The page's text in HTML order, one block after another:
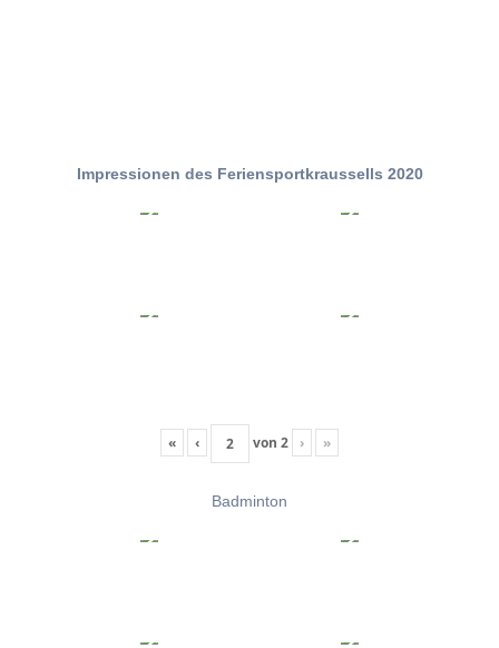
Impressionen des Feriensportkraussells 2020
« ‹ von 2 › »
Badminton